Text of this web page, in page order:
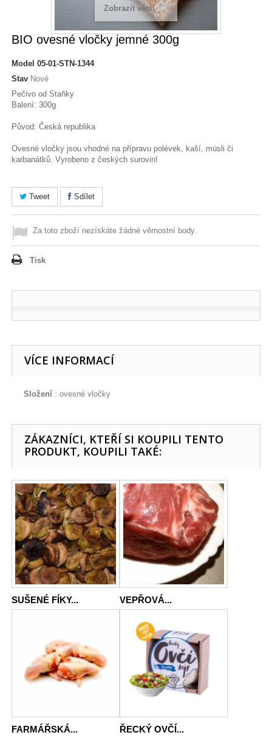
Zobrazit větší
BIO ovesné vločky jemné 300g
Model 05-01-STN-1344
Stav Nové
Pečivo od Staňky
Balení: 300g
Původ: Česká republika
Ovesné vločky jsou vhodné na přípravu polévek, kaší, müsli či
karbanátků. Vyrobeno z českých surovin!
Tweet Sdílet
Za toto zboží nezískáte žádné věrnostní body.
Tisk
VÍCE INFORMACÍ
Složení : ovesné vločky
ZÁKAZNÍCI, KTEŘÍ SI KOUPILI TENTO
PRODUKT, KOUPILI TAKÉ:
SUŠENÉ FÍKY... VEPŘOVÁ...
FARMÁŘSKÁ... ŘECKÝ OVČÍ...